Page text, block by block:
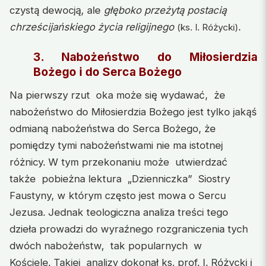
czystą dewocją, ale głęboko przeżytą postacią
chrześcijańskiego życia religijnego (ks. I. Różycki).
3. Nabożeństwo do Miłosierdzia
Bożego i do Serca Bożego
Na pierwszy rzut oka może się wydawać, że
nabożeństwo do Miłosierdzia Bożego jest tylko jakąś
odmianą nabożeństwa do Serca Bożego, że
pomiędzy tymi nabożeństwami nie ma istotnej
różnicy. W tym przekonaniu może utwierdzać
także pobieżna lektura „Dzienniczka” Siostry
Faustyny, w którym często jest mowa o Sercu
Jezusa. Jednak teologiczna analiza treści tego
dzieła prowadzi do wyraźnego rozgraniczenia tych
dwóch nabożeństw, tak popularnych w
Kościele. Takiej analizy dokonał ks. prof. I. Różycki i